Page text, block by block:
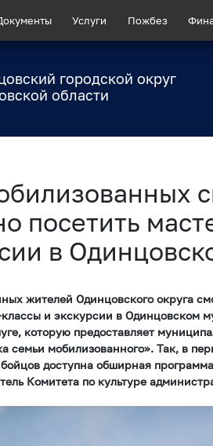
Услуги Пожбез
городской округ
области
посетить
в
жителей Одинцовского округа
и экскурсии в Одинцовском
которую предоставляет
семьи мобилизованного». Так, в
доступна обширная
Комитета по культуре